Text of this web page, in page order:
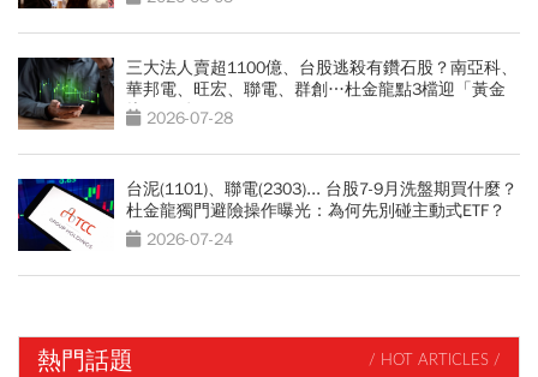
三大法人賣超1100億、台股逃殺有鑽石股？南亞科、
華邦電、旺宏、聯電、群創…杜金龍點3檔迎「黃金
坑」買點
2026-07-28
台泥(1101)、聯電(2303)... 台股7-9月洗盤期買什麼？
杜金龍獨門避險操作曝光：為何先別碰主動式ETF？
2026-07-24
熱門話題 / HOT ARTICLES /